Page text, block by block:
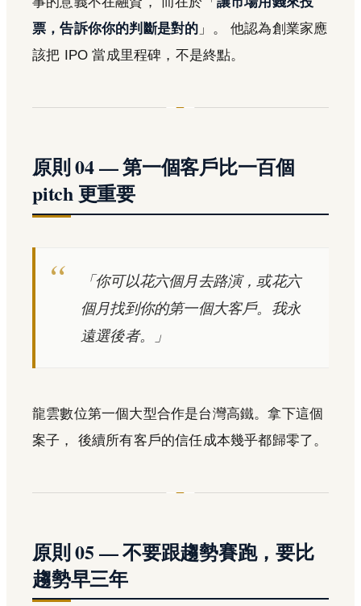
票，告訴你你的判斷是對的 」。 他認為創業家應
該把 IPO 當成里程碑，不是終點。
原則 04 — 第一個客戶比一百個
pitch 更重要
「你可以花六個月去路演，或花六
個月找到你的第一個大客戶。我永
遠選後者。」
龍雲數位第一個大型合作是台灣高鐵。拿下這個
案子， 後續所有客戶的信任成本幾乎都歸零了。
原則 05 — 不要跟趨勢賽跑，要比
趨勢早三年